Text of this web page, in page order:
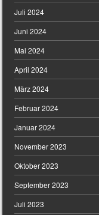
Juli 2024
Juni 2024
Mai 2024
April 2024
März 2024
Februar 2024
Januar 2024
November 2023
Oktober 2023
September 2023
Juli 2023